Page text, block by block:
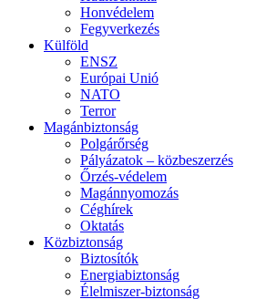
Honvédelem
Fegyverkezés
Külföld
ENSZ
Európai Unió
NATO
Terror
Magánbiztonság
Polgárőrség
Pályázatok – közbeszerzés
Őrzés-védelem
Magánnyomozás
Céghírek
Oktatás
Közbiztonság
Biztosítók
Energiabiztonság
Élelmiszer-biztonság